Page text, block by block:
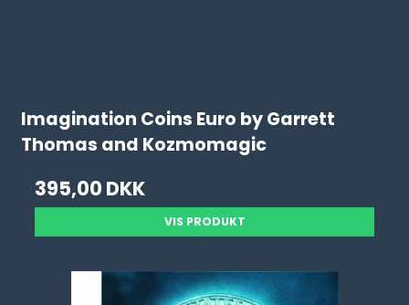
Imagination Coins Euro by Garrett
Thomas and Kozmomagic
395,00 DKK
VIS PRODUKT